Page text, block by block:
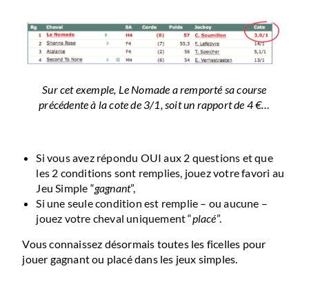
Sur cet exemple, Le Nomade a remporté sa course
précédente à la cote de 3/1, soit un rapport de 4 €…
Si vous avez répondu OUI aux 2 questions et que
les 2 conditions sont remplies, jouez votre favori au
Jeu Simple “gagnant”,
Si une seule condition est remplie – ou aucune –
jouez votre cheval uniquement “placé”.
Vous connaissez désormais toutes les ficelles pour
jouer gagnant ou placé dans les jeux simples.